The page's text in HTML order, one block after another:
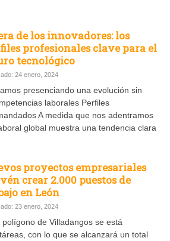
de los innovadores: los
profesionales clave para el
tecnológico
24 enero, 2024
presenciando una evolución sin
laborales Perfiles
A medida que nos adentramos
global muestra una tendencia clara
proyectos empresariales
crear 2.000 puestos de
en León
23 enero, 2024
de Villadangos se está
con lo que se alcanzará un total